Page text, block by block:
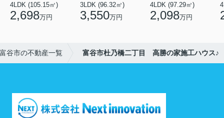
4LDK (105.15㎡)
2,698万円
3LDK (96.32㎡)
3,550万円
4LDK (97.29㎡)
2,098万円
富谷市の不動産一覧 富谷市杜乃橋二丁目 高勝の家施工ハウス♪